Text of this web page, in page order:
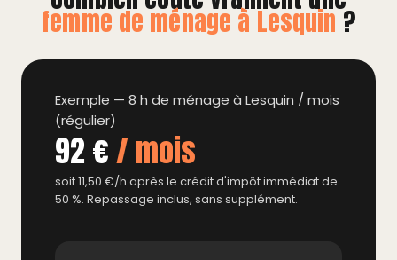
femme de ménage à Lesquin?
Exemple — 8 h de ménage à Lesquin / mois
(régulier)
92 €/ mois
soit 11,50 €/h après le crédit d'impôt immédiat de
50 %. Repassage inclus, sans supplément.